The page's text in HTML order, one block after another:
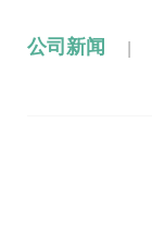
公司新闻 |